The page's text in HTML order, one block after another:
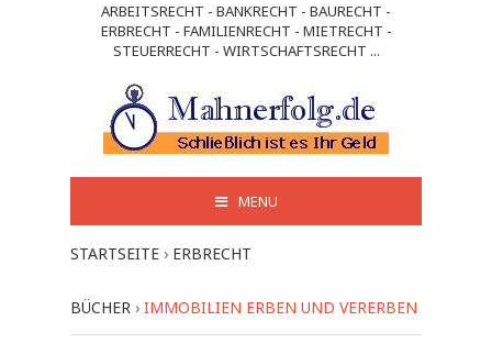
ARBEITSRECHT - BANKRECHT - BAURECHT -
ERBRECHT - FAMILIENRECHT - MIETRECHT -
STEUERRECHT - WIRTSCHAFTSRECHT ...
MENU
STARTSEITE › ERBRECHT
BÜCHER › IMMOBILIEN ERBEN UND VERERBEN